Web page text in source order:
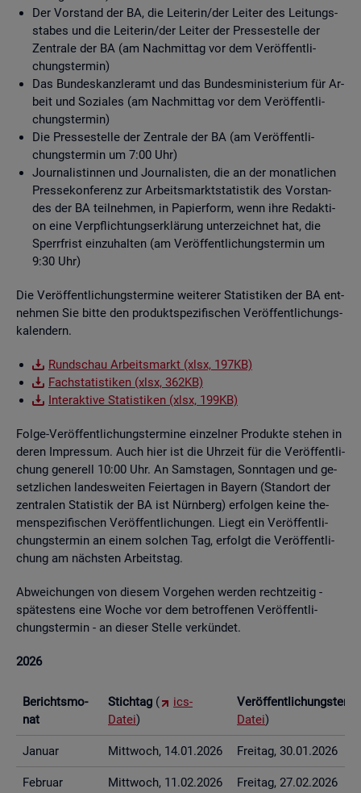
Der Vor­stand der BA, die Lei­te­rin/der Lei­ter des Lei­tungs­
sta­bes und die Lei­te­rin/der Lei­ter der Pres­se­stel­le der
Zen­tra­le der BA (am Nach­mit­tag vor dem Ver­öf­fent­li­
chungs­ter­min)
Das Bun­des­kanz­ler­amt und das Bun­des­mi­nis­te­ri­um für Ar­
beit und So­zia­les (am Nach­mit­tag vor dem Ver­öf­fent­li­
chungs­ter­min)
Die Pres­se­stel­le der Zen­tra­le der BA (am Ver­öf­fent­li­
chungs­ter­min um 7:00 Uhr)
Jour­na­lis­tin­nen und Jour­na­lis­ten, die an der mo­nat­li­chen
Pres­se­kon­fe­renz zur Ar­beits­markt­sta­tis­tik des Vor­stan­
des der BA teil­neh­men, in Pa­pier­form, wenn ihre Re­dak­ti­
on eine Ver­pflich­tungs­er­klä­rung un­ter­zeich­net hat, die
Sperr­frist ein­zu­hal­ten (am Ver­öf­fent­li­chungs­ter­min um
9:30 Uhr)
Die Ver­öf­fent­li­chungs­ter­mi­ne wei­te­rer Sta­tis­ti­ken der BA ent­
neh­men Sie bitte den pro­dukt­spe­zi­fi­schen Ver­öf­fent­li­chungs­
ka­len­dern.
Rund­schau Ar­beits­markt (xlsx, 197KB)
Fach­sta­tis­ti­ken (xlsx, 362KB)
In­ter­ak­ti­ve Sta­tis­ti­ken (xlsx, 199KB)
Folge-Ver­öf­fent­li­chungs­ter­mi­ne ein­zel­ner Pro­duk­te ste­hen in
deren Im­pres­sum. Auch hier ist die Uhr­zeit für die Ver­öf­fent­li­
chung ge­ne­rell 10:00 Uhr. An Sams­ta­gen, Sonn­ta­gen und ge­
setz­li­chen lan­des­wei­ten Fei­er­ta­gen in Bay­ern (Stand­ort der
zen­tra­len Sta­tis­tik der BA ist Nürn­berg) er­fol­gen keine the­
men­spe­zi­fi­schen Ver­öf­fent­li­chun­gen. Liegt ein Ver­öf­fent­li­
chungs­ter­min an einem sol­chen Tag, er­folgt die Ver­öf­fent­li­
chung am nächs­ten Ar­beits­tag.
Ab­wei­chun­gen von die­sem Vor­ge­hen wer­den recht­zei­tig -
spä­tes­tens eine Woche vor dem be­trof­fe­nen Ver­öf­fent­li­
chungs­ter­min - an die­ser Stel­le ver­kün­det.
2026
Be­richts­mo­
nat
Stich­tag (
ics-
Datei)
Datei)
Ja­nu­ar Mitt­woch, 14.01.2026 Frei­tag, 30.01.2026
Fe­bru­ar Mitt­woch, 11.02.2026 Frei­tag, 27.02.2026